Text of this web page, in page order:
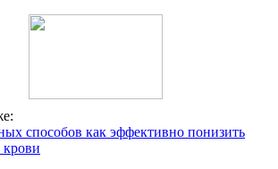
способов как эффективно понизить
крови